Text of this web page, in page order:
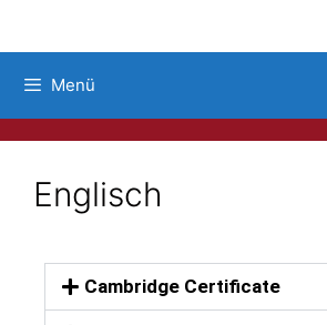
Menü
Englisch
Cambridge Certificate